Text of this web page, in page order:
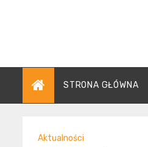
STRONA GŁÓWNA
Aktualności